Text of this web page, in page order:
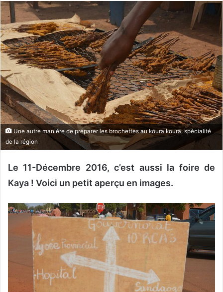
o
e
r
u
n
c
o
u
r
r
e
Une autre manière de préparer les brochettes au koura koura, spécialité
de la région
Le 11-Décembre 2016, c’est aussi la foire de
Kaya ! Voici un petit aperçu en images.